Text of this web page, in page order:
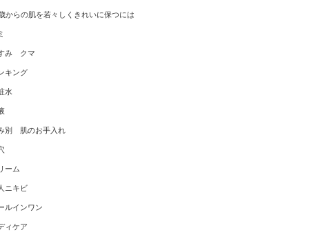
からの肌を若々しくきれいに保つには
み クマ
キング
水
別 肌のお手入れ
ーム
ニキビ
ルインワン
ィケア